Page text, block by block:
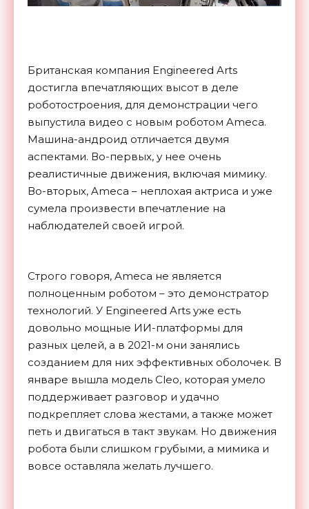
Британская компания Engineered Arts
достигла впечатляющих высот в деле
роботостроения, для демонстрации чего
выпустила видео с новым роботом Ameca.
Машина-андроид отличается двумя
аспектами. Во-первых, у нее очень
реалистичные движения, включая мимику.
Во-вторых, Ameca – неплохая актриса и уже
сумела произвести впечатление на
наблюдателей своей игрой.
Строго говоря, Ameca не является
полноценным роботом – это демонстратор
технологий. У Engineered Arts уже есть
довольно мощные ИИ-платформы для
разных целей, а в 2021-м они занялись
созданием для них эффективных оболочек. В
январе вышла модель Cleo, которая умело
поддерживает разговор и удачно
подкрепляет слова жестами, а также может
петь и двигаться в такт звукам. Но движения
робота были слишком грубыми, а мимика и
вовсе оставляла желать лучшего.